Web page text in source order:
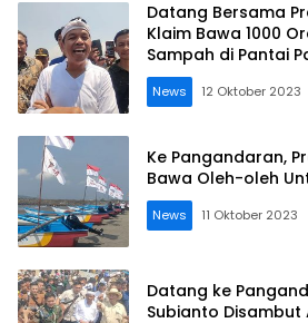
Datang Bersama
Klaim Bawa 1000
Sampah di Pantai
News 12 Oktober 2023
Ke Pangandaran,
Bawa Oleh-oleh
News 11 Oktober 2023
Datang ke
Subianto